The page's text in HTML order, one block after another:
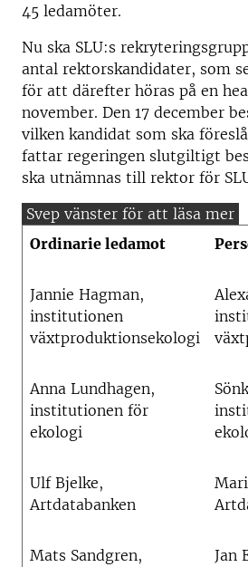
45 ledamöter.
Nu ska SLU:s
antal rektorskandidater, som
för att därefter höras på en
november. Den 17 december
vilken kandidat som ska
fattar regeringen slutgiltigt
ska utnämnas till rektor för
Ordinarie ledamot
Jannie Hagman,
institutionen
växtproduktionsekologi
Anna Lundhagen,
institutionen för
ekologi
Ulf Bjelke,
Artdatabanken
Mats Sandgren,
Jan